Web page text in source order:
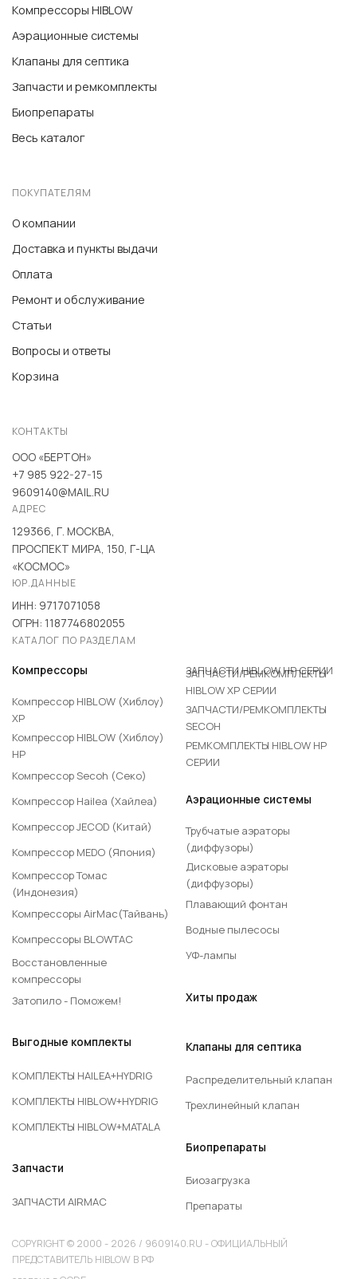
Компрессоры HIBLOW
Аэрационные системы
Клапаны для септика
Запчасти и ремкомплекты
Биопрепараты
Весь каталог
ПОКУПАТЕЛЯМ
О компании
Доставка и пункты выдачи
Оплата
Ремонт и обслуживание
Статьи
Вопросы и ответы
Корзина
КОНТАКТЫ
ООО «БЕРТОН»
+7 985 922-27-15
9609140@MAIL.RU
АДРЕС
129366, Г. МОСКВА,
ПРОСПЕКТ МИРА, 150, Г-ЦА
«КОСМОС»
ЮР.ДАННЫЕ
ИНН: 9717071058
ОГРН: 1187746802055
КАТАЛОГ ПО РАЗДЕЛАМ
Компрессоры
Компрессор HIBLOW (Хиблоу)
XP
Компрессор HIBLOW (Хиблоу)
HP
Компрессор Secoh (Секо)
Компрессор Hailea (Хайлеа)
Компрессор JECOD (Китай)
Компрессор MEDO (Япония)
Компрессор Томас
(Индонезия)
Компрессоры AirMac(Тайвань)
Компрессоры BLOWTAC
Восстановленные
компрессоры
Затопило - Поможем!
Выгодные комплекты
КОМПЛЕКТЫ HAILEA+HYDRIG
КОМПЛЕКТЫ HIBLOW+HYDRIG
КОМПЛЕКТЫ HIBLOW+MATALA
Запчасти
ЗАПЧАСТИ AIRMAC
ЗАПЧАСТИ HIBLOW HP СЕРИИ
ЗАПЧАСТИ/РЕМКОМПЛЕКТЫ
HIBLOW XP СЕРИИ
ЗАПЧАСТИ/РЕМКОМПЛЕКТЫ
SECOH
РЕМКОМПЛЕКТЫ HIBLOW HP
СЕРИИ
Аэрационные системы
Трубчатые аэраторы
(диффузоры)
Дисковые аэраторы
(диффузоры)
Плавающий фонтан
Водные пылесосы
УФ-лампы
Хиты продаж
Клапаны для септика
Распределительный клапан
Трехлинейный клапан
Биопрепараты
Биозагрузка
Препараты
COPYRIGHT © 2000 - 2026 / 9609140.RU - ОФИЦИАЛЬНЫЙ
ПРЕДСТАВИТЕЛЬ HIBLOW В РФ